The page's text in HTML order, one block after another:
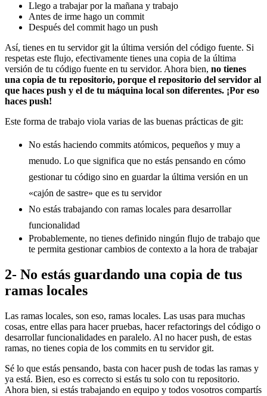
Llego a trabajar por la mañana y trabajo
Antes de irme hago un commit
Después del commit hago un push
Así, tienes en tu servidor git la última versión del código fuente. Si
respetas este flujo, efectivamente tienes una copia de la última
versión de tu código fuente en tu servidor. Ahora bien, no tienes
una copia de tu repositorio, porque el repositorio del servidor al
que haces push y el de tu máquina local son diferentes. ¡Por eso
haces push!
Este forma de trabajo viola varias de las buenas prácticas de git:
No estás haciendo commits atómicos, pequeños y muy a
menudo. Lo que significa que no estás pensando en cómo
gestionar tu código sino en guardar la última versión en un
«cajón de sastre» que es tu servidor
No estás trabajando con ramas locales para desarrollar
funcionalidad
Probablemente, no tienes definido ningún flujo de trabajo que
te permita gestionar cambios de contexto a la hora de trabajar
2- No estás guardando una copia de tus
ramas locales
Las ramas locales, son eso, ramas locales. Las usas para muchas
cosas, entre ellas para hacer pruebas, hacer refactorings del código o
desarrollar funcionalidades en paralelo. Al no hacer push, de estas
ramas, no tienes copia de los commits en tu servidor git.
Sé lo que estás pensando, basta con hacer push de todas las ramas y
ya está. Bien, eso es correcto si estás tu solo con tu repositorio.
Ahora bien, si estás trabajando en equipo y todos vosotros compartís